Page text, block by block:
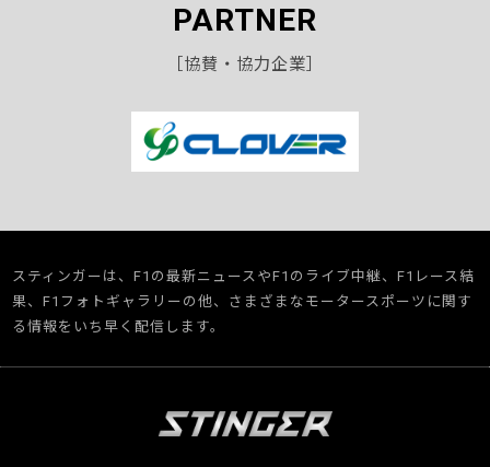
PARTNER
［協賛・協力企業］
スティンガーは、F1の最新ニュースやF1のライブ中継、F1レース結
果、F1フォトギャラリーの他、さまざまなモータースポーツに関す
る情報をいち早く配信します。